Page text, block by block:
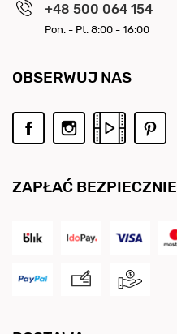
+48 500 064 154
Pon. - Pt. 8:00 - 16:00
ZAPŁAĆ BEZPIECZNIE
OBSERWUJ NAS